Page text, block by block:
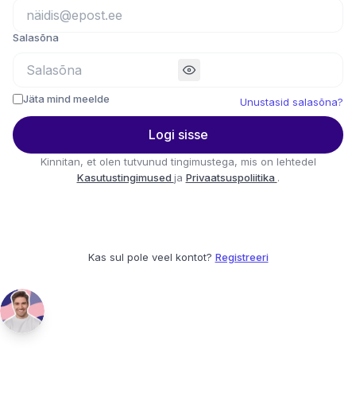
Salasõna
Jäta mind meelde Unustasid salasõna?
Logi sisse
Kinnitan, et olen tutvunud tingimustega, mis on lehtedel
Kasutustingimused ja Privaatsuspoliitika .
Kas sul pole veel kontot? Registreeri